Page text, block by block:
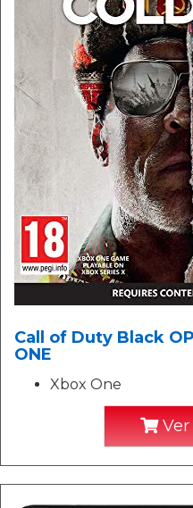
Call of Duty Black
ONE
Xbox One
Ver